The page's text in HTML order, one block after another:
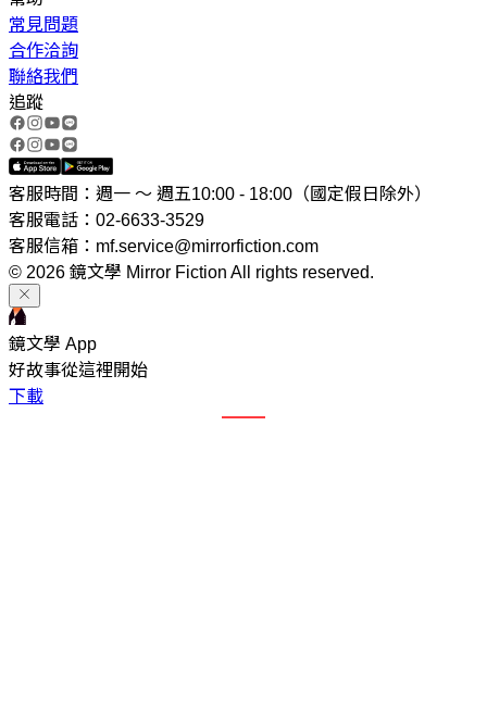
常見問題
合作洽詢
聯絡我們
追蹤
客服時間：週一 ～ 週五10:00 - 18:00（國定假日除外）
客服電話：02-6633-3529
客服信箱：mf.service@mirrorfiction.com
© 2026 鏡文學 Mirror Fiction All rights reserved.
鏡文學 App
好故事從這裡開始
下載